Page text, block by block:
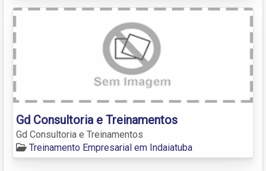
Gd Consultoria e Treinamentos
Gd Consultoria e Treinamentos
Treinamento Empresarial em Indaiatuba